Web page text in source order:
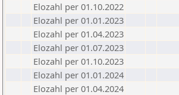
Elozahl per 01.10.2022
Elozahl per 01.01.2023
Elozahl per 01.04.2023
Elozahl per 01.07.2023
Elozahl per 01.10.2023
Elozahl per 01.01.2024
Elozahl per 01.04.2024